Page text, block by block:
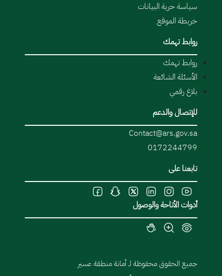
سياسة حرية البيانات
خريطة الموقع
روابط تهمك
روابط تهمك
الأسئلة الشائعة
بلاغ رقمي
للإتصال والدعم
Contact@ars.gov.sa
0172244799
تابعنا على
أدوات الأتاحة والوصول
جميع الحقوق محفوظة لـ أمانة منطقة عسير